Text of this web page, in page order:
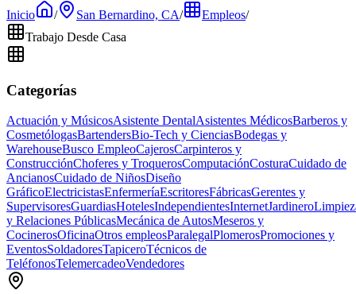
Inicio
/ San Bernardino, CA/ Empleos/
Trabajo Desde Casa
Categorías
Actuación y MúsicosAsistente DentalAsistentes MédicosBarberos y
CosmetólogasBartendersBio-Tech y CienciasBodegas y
WarehouseBusco EmpleoCajerosCarpinteros y
ConstrucciónChoferes y TroquerosComputaciónCosturaCuidado de
AncianosCuidado de NiñosDiseño
GráficoElectricistasEnfermeríaEscritoresFábricasGerentes y
SupervisoresGuardiasHotelesIndependientesInternetJardinero
y Relaciones PúblicasMecánica de AutosMeseros y
CocinerosOficinaOtros empleosParalegalPlomerosPromociones y
EventosSoldadoresTapiceroTécnicos de
TeléfonosTelemercadeoVendedores